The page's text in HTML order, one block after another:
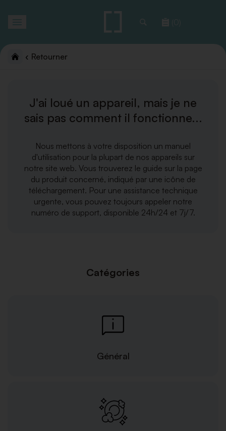
(0)
Retourner
J'ai loué un appareil, mais je ne
sais pas comment il fonctionne...
Nous mettons à votre disposition un manuel
d'utilisation pour la plupart de nos appareils sur
notre site web. Vous trouverez le guide sur la page
du produit concerné, indiqué par une icône de
téléchargement. Pour une assistance technique
urgente, vous pouvez toujours appeler notre
numéro de support, disponible 24h/24 et 7j/7.
Catégories
Général